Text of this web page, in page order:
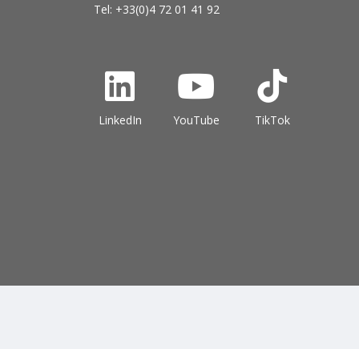
Tel: +33(0)4 72 01 41 92
LinkedIn YouTube TikTok